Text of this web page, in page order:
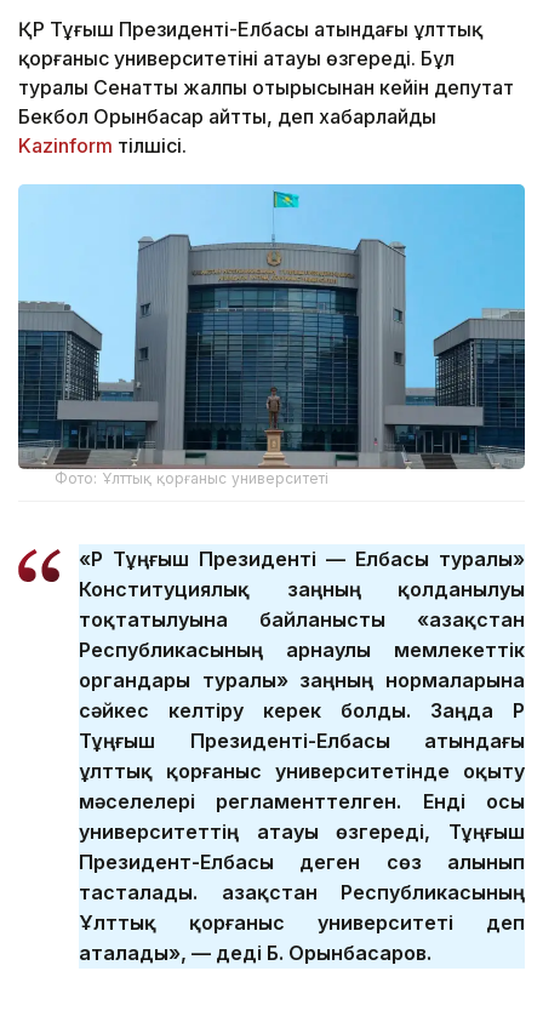
ҚР Тұңғыш Президенті-Елбасы атындағы ұлттық
қорғаныс университетінің атауы өзгереді. Бұл
туралы Сенаттың жалпы отырысынан кейін депутат
Бекбол Орынбасар айтты, деп хабарлайды
Kazinform тілшісі.
Фото: Ұлттық қорғаныс университеті
«ҚР Тұңғыш Президенті — Елбасы туралы»
Конституциялық заңның қолданылуы
тоқтатылуына байланысты «Қазақстан
Республикасының арнаулы мемлекеттік
органдары туралы» заңның нормаларына
сәйкес келтіру керек болды. Заңда ҚР
Тұңғыш Президенті-Елбасы атындағы
ұлттық қорғаныс университетінде оқыту
мәселелері регламенттелген. Енді осы
университеттің атауы өзгереді, Тұңғыш
Президент-Елбасы деген сөз алынып
тасталады. Қазақстан Республикасының
Ұлттық қорғаныс университеті деп
аталады», — деді Б. Орынбасаров.